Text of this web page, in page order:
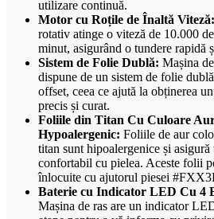
utilizare continuă.
Motor cu Roțile de Înaltă Viteză:
rotativ atinge o viteză de 10.000
minut, asigurând o tundere rapidă
Sistem de Folie Dublă: Mașina
dispune de un sistem de folie
offset, ceea ce ajută la obținerea
precis și curat.
Foliile din Titan Cu Culoare
Hypoalergenic: Foliile de aur
titan sunt hipoalergenice și asigură
confortabil cu pielea. Aceste folii
înlocuite cu ajutorul piesei
Baterie cu Indicator LED Cu 4
Mașina de ras are un indicator